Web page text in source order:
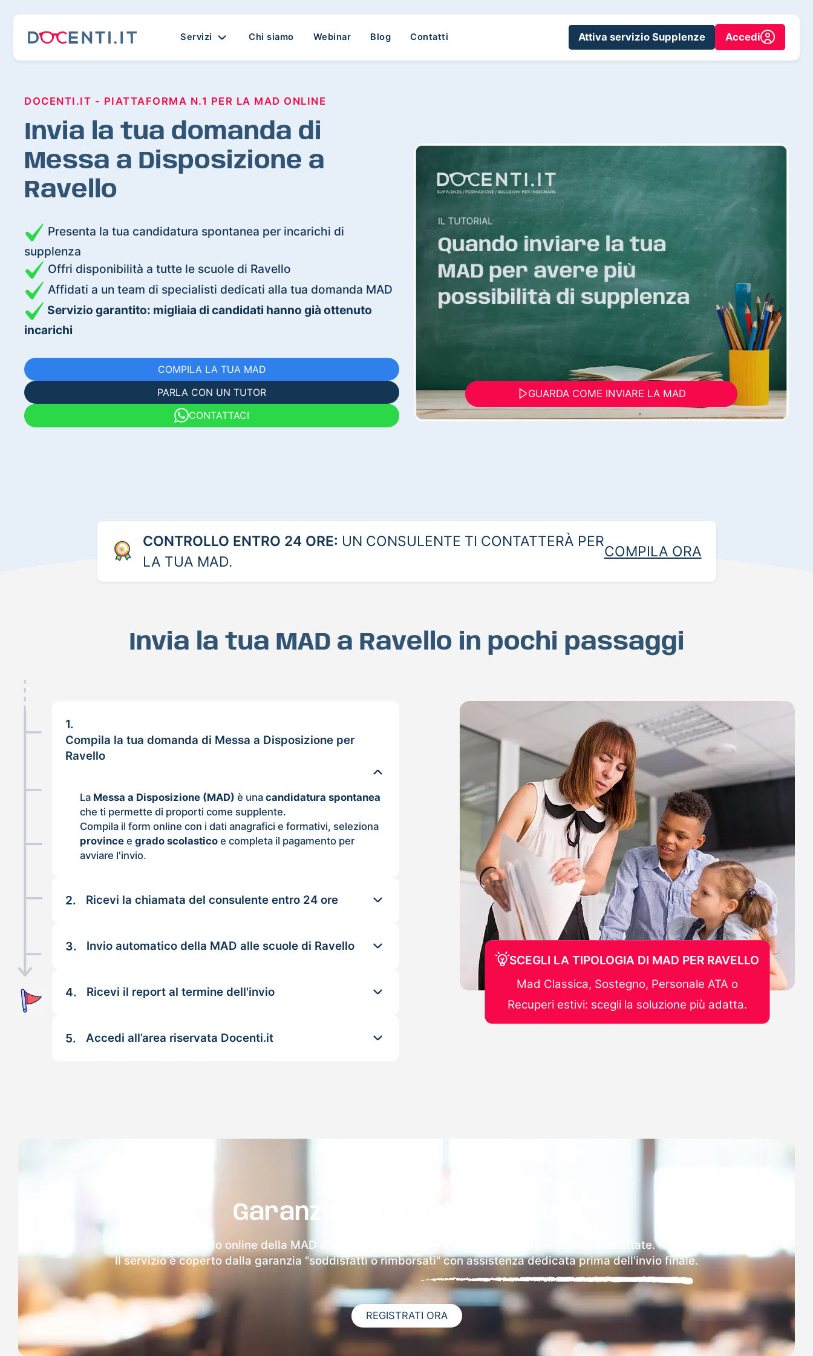
Servizi Chi siamo Webinar Blog Contatti Attiva servizio Supplenze Accedi
DOCENTI.IT - PIATTAFORMA N.1 PER LA MAD ONLINE
Invia la tua domanda di
Messa a Disposizione a
Ravello
Presenta la tua candidatura spontanea per incarichi di
supplenza
Offri disponibilità a tutte le scuole di Ravello
Affidati a un team di specialisti dedicati alla tua domanda MAD
Servizio garantito: migliaia di candidati hanno già ottenuto
incarichi
COMPILA LA TUA MAD
PARLA CON UN TUTOR
CONTATTACI
GUARDA COME INVIARE LA MAD
CONTROLLO ENTRO 24 ORE: UN CONSULENTE TI CONTATTERÀ PER
LA TUA MAD.
COMPILA ORA
Invia la tua MAD a Ravello in pochi passaggi
1.
Compila la tua domanda di Messa a Disposizione per
Ravello
La Messa a Disposizione (MAD) è unacandidatura spontanea
che ti permette di proporti come supplente.
Compila il form online con i dati anagrafici e formativi, seleziona
province egrado scolastico e completa il pagamento per
avviare l'invio.
2. Ricevi la chiamata del consulente entro 24 ore
3. Invio automatico della MAD alle scuole di Ravello
4. Ricevi il report al termine dell'invio
5. Accedi all’area riservata Docenti.it
SCEGLI LA TIPOLOGIA DI MAD PER RAVELLO
Mad Classica, Sostegno, Personale ATA o
Recuperi estivi: scegli la soluzione più adatta.
Garanzia 100% sulla tua MAD
Dopo l'invio online della MAD a Ravello riceverai via email i dettagli delle scuole contattate.
Il servizio è coperto dalla garanzia "soddisfatti o rimborsati" con assistenza dedicata prima dell'invio finale.
REGISTRATI ORA